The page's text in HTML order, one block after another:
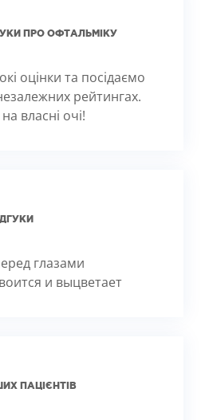
ПРО ОФТАЛЬМІКУ
оцінки та посідаємо
рейтингах.
власні очі!
глазами
и выцветает
ПАЦІЄНТІВ